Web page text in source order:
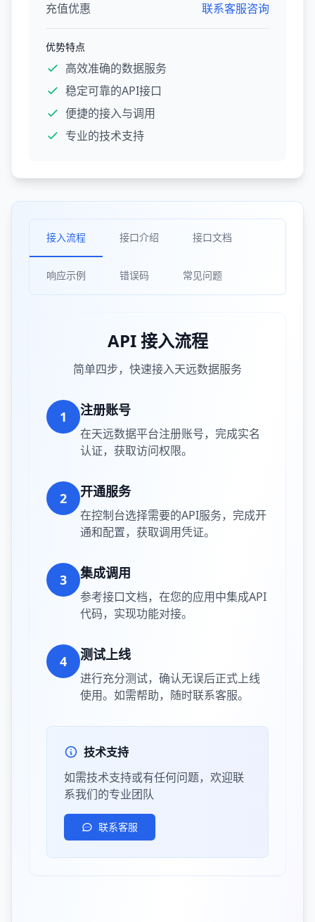
充值优惠
联系客服咨询
优势特点
高效准确的数据服务
稳定可靠的API接口
便捷的接入与调用
专业的技术支持
接入流程 接口介绍 接口文档
响应示例 错误码 常见问题
API 接入流程
简单四步，快速接入天远数据服务
1 注册账号
在天远数据平台注册账号，完成实名
认证，获取访问权限。
2 开通服务
在控制台选择需要的API服务，完成开
通和配置，获取调用凭证。
3 集成调用
参考接口文档，在您的应用中集成API
代码，实现功能对接。
4 测试上线
进行充分测试，确认无误后正式上线
使用。如需帮助，随时联系客服。
技术支持
如需技术支持或有任何问题，欢迎联
系我们的专业团队
联系客服